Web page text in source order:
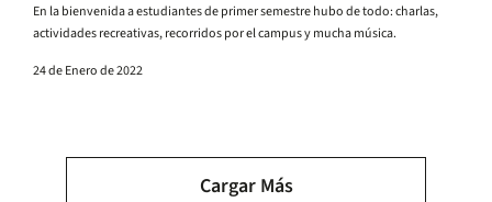
En la bienvenida a estudiantes de primer semestre hubo de todo: charlas,
actividades recreativas, recorridos por el campus y mucha música.
24 de Enero de 2022
Paginación
Cargar Más